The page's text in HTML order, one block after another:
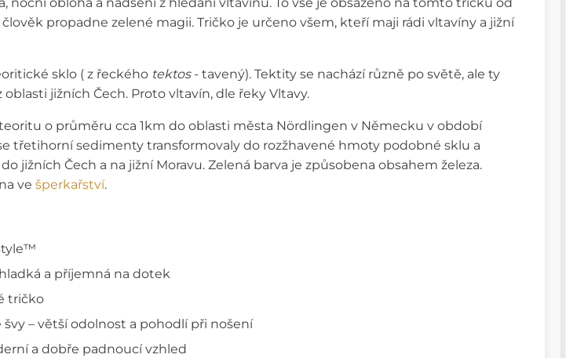
propadne zelené magii. Tričko je určeno všem, kteří maji rádi vltavíny a jižní
sklo ( z řeckého tektos- tavený). Tektity se nachází různě po světě, ale ty
jižních Čech. Proto vltavín, dle řeky Vltavy.
o průměru cca 1km do oblasti města Nördlingen v Německu v období
třetihorní sedimenty transformovaly do rozžhavené hmoty podobné sklu a
jižních Čech a na jižní Moravu. Zelená barva je způsobena obsahem železa.
ve šperkařství.
a příjemná na dotek
tričko
– větší odolnost a pohodlí při nošení
a dobře padnoucí vzhled